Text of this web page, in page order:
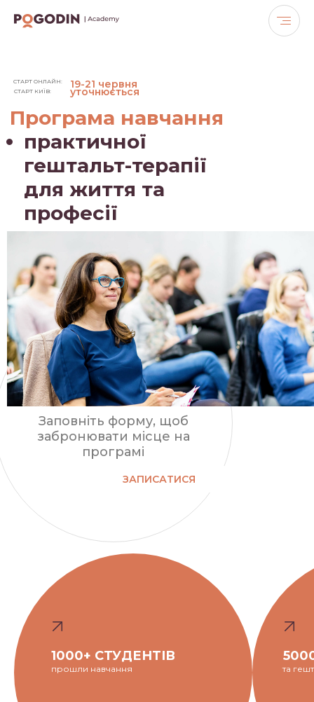
Програма навчання
19-21 червня
СТАРТ ОНЛАЙН:
Заповніть форму, щоб
забронювати місце на
програмі
практичної
гештальт-терапії
для життя та
професії
ЗАПИСАТИСЯ
СТАРТ КИЇВ: уточнюється
прошли навчання
1000+ СТУДЕНТІВ
та